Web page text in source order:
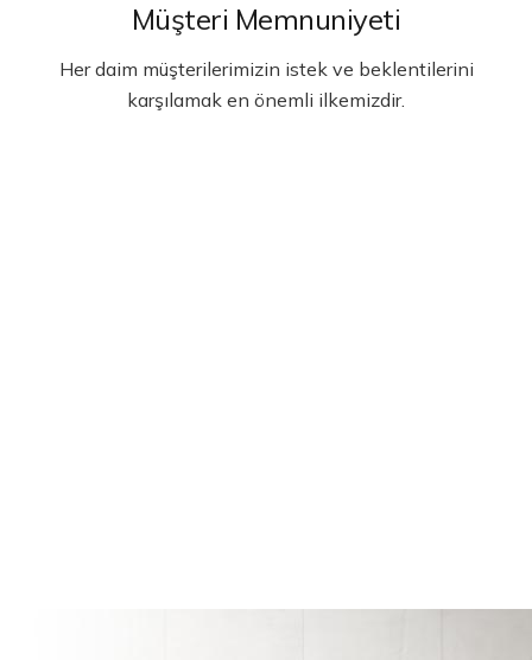
Müşteri Memnuniyeti
Her daim müşterilerimizin istek ve beklentilerini
karşılamak en önemli ilkemizdir.